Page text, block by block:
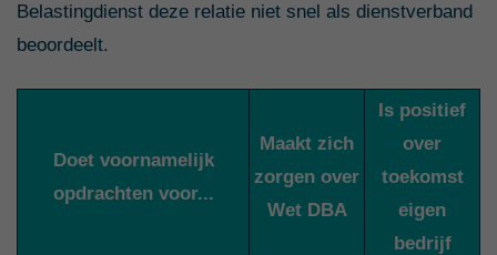
Belastingdienst deze relatie niet snel als dienstverband
beoordeelt.
Doet voornamelijk
opdrachten voor...
Maakt zich
zorgen over
Wet DBA
Is positief
over
toekomst
eigen
bedrijf